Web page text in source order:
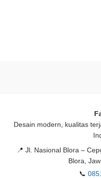
Desain modern, kualitas
📍 Jl. Nasional Blora –
Blora,
📞